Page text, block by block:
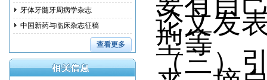
论文发
型等
（三）
牙体牙髓牙周病学杂志
中国新药与临床杂志征稿
查看更多